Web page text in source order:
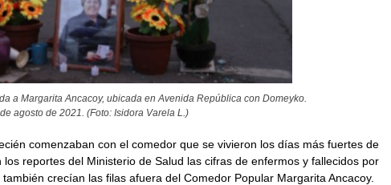
a Margarita Ancacoy, ubicada en Avenida República con Domeyko.
agosto de 2021. (Foto: Isidora Varela L.)
comenzaban con el comedor que se vivieron los días más fuertes de
reportes del Ministerio de Salud las cifras de enfermos y fallecidos por
crecían las filas afuera del Comedor Popular Margarita Ancacoy.